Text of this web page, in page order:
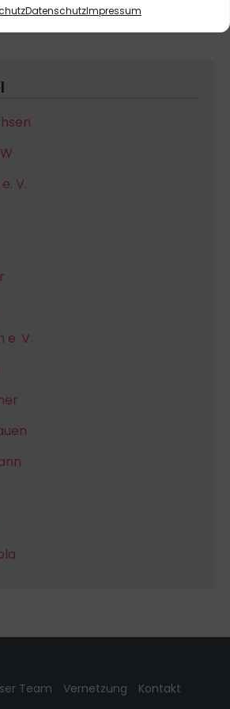
DatenschutzImpressum
der Stadt Frankfurt am Main
V.
e. V.
Team Vernetzung Kontakt